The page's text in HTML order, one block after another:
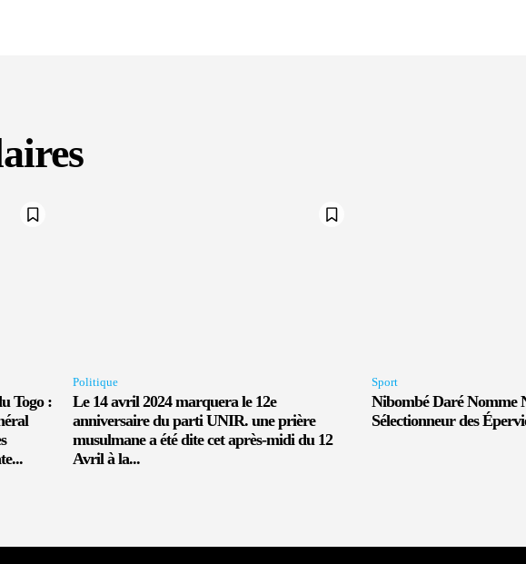
Togo :
Politique
Le 14 avril 2024 marquera le 12e
anniversaire du parti UNIR. une prière
musulmane a été dite cet après-midi du 12
Avril à la...
Sport
Nibombé Daré Nomme
Sélectionneur des